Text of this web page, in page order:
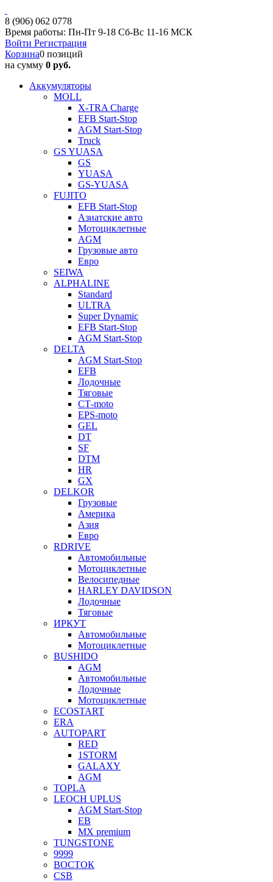
8 (906) 062 0778
Время работы: Пн-Пт 9-18 Сб-Вс 11-16 МСК
Войти Регистрация
Корзина0 позиций
на сумму 0 руб.
Аккумуляторы
MOLL
X-TRA Charge
EFB Start-Stop
AGM Start-Stop
Truck
GS YUASA
GS
YUASA
GS-YUASA
FUJITO
EFB Start-Stop
Азиатские авто
Мотоциклетные
AGM
Грузовые авто
Евро
SEIWA
ALPHALINE
Standard
ULTRA
Super Dynamic
EFB Start-Stop
AGM Start-Stop
DELTA
AGM Start-Stop
EFB
Лодочные
Тяговые
СТ-moto
EPS-moto
GEL
DT
SF
DTM
HR
GX
DELKOR
Грузовые
Америка
Азия
Евро
RDRIVE
Автомобильные
Мотоциклетные
Велосипедные
HARLEY DAVIDSON
Лодочные
Тяговые
ИРКУТ
Автомобильные
Мотоциклетные
BUSHIDO
AGM
Автомобильные
Лодочные
Мотоциклетные
ECOSTART
ERA
AUTOPART
RED
1STORM
GALAXY
AGM
TOPLA
LEOCH UPLUS
AGM Start-Stop
EB
MX premium
TUNGSTONE
9999
ВОСТОК
CSB